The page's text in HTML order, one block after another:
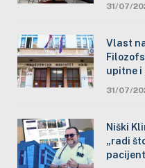
31/07/
Vlast
upitne i
31/07/
Niški
„radi